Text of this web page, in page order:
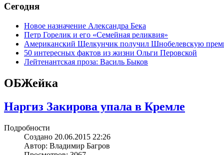
Сегодня
Новое назначение Александра Бека
Петр Горелик и его «Семейная реликвия»
Американский Щелкунчик получил Шнобелевскую
50 интересных фактов из жизни Ольги Перовской
Лейтенантская проза: Василь Быков
ОБЖейка
Наргиз Закирова упала в Кремле
Подробности
Создано 20.06.2015 22:26
Автор: Владимир Багров